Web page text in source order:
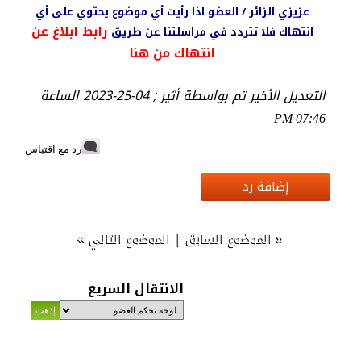
عزيزي الزائر / العضو اذا رأيت أي موضوع يحتوي على أي
انتهاك فلا تتردد في مراسلتنا عن طريق رابط ابلاغ عن
انتهاك من هنا
التعديل الأخير تم بواسطة أثير ; 04-25-2023 الساعة
07:46 PM
رد مع اقتباس
إضافة رد
« الموضوع السابق| الموضوع التالي»
الانتقال السريع